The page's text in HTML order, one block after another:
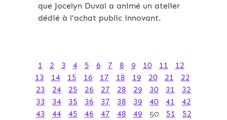
que Jocelyn Duval a animé un atelier
dédié à l'achat public innovant.
1 2 3 4 5 6 7 8 9 10 11
12
13
14 15 16 17 18 19 20 21
22
23
24 25 26 27 28 29 30 31
32
33
34 35 36 37 38 39 40 41
42
43
44 45 46 47 48 49 50 51
52